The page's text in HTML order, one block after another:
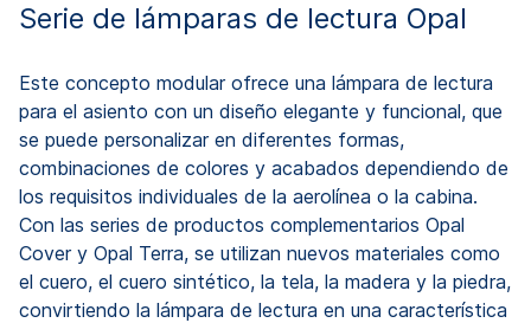
Serie de lámparas de lectura Opal
Este concepto modular ofrece una lámpara de lectura
para el asiento con un diseño elegante y funcional, que
se puede personalizar en diferentes formas,
combinaciones de colores y acabados dependiendo de
los requisitos individuales de la aerolínea o la cabina.
Con las series de productos complementarios Opal
Cover y Opal Terra, se utilizan nuevos materiales como
el cuero, el cuero sintético, la tela, la madera y la piedra,
convirtiendo la lámpara de lectura en una característica